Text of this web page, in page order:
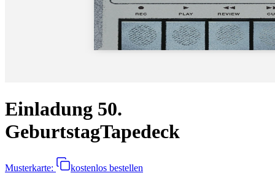
Einladung 50.
GeburtstagTapedeck
Musterkarte:
kostenlos bestellen